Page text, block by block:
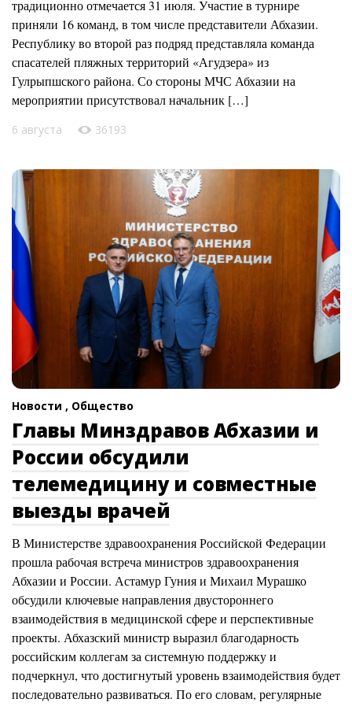
традиционно отмечается 31 июля. Участие в турнире
приняли 16 команд, в том числе представители Абхазии.
Республику во второй раз подряд представляла команда
спасателей пляжных территорий «Агудзера» из
Гулрыпшского района. Со стороны МЧС Абхазии на
мероприятии присутствовал начальник […]
6 августа 36193
Новости , Общество
Главы Минздравов Абхазии и
России обсудили
телемедицину и совместные
выезды врачей
В Министерстве здравоохранения Российской Федерации
прошла рабочая встреча министров здравоохранения
Абхазии и России. Астамур Гуния и Михаил Мурашко
обсудили ключевые направления двустороннего
взаимодействия в медицинской сфере и перспективные
проекты. Абхазский министр выразил благодарность
российским коллегам за системную поддержку и
подчеркнул, что достигнутый уровень взаимодействия будет
последовательно развиваться. По его словам, регулярные